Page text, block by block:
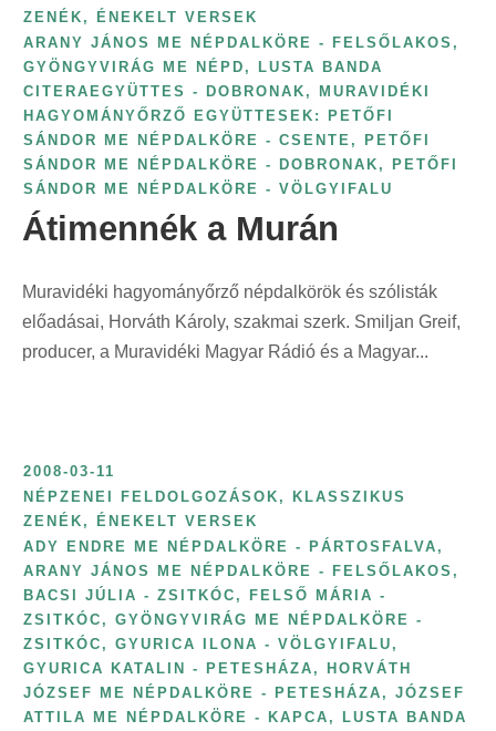
g
ó
r
i
a
s
z
e
r
n
t
:
z
á
m
s
z
e
r
i
t
:
á
s
:
ZENÉK, ÉNEKELT VERSEK
ARANY JÁNOS ME NÉPDALKÖRE - FELSŐLAKOS ,
GYÖNGYVIRÁG ME NÉPD , LUSTA BANDA
CITERAEGYÜTTES - DOBRONAK , MURAVIDÉKI
HAGYOMÁNYŐRZŐ EGYÜTTESEK: PETŐFI
SÁNDOR ME NÉPDALKÖRE - CSENTE , PETŐFI
SÁNDOR ME NÉPDALKÖRE - DOBRONAK , PETŐFI
SÁNDOR ME NÉPDALKÖRE - VÖLGYIFALU
Átimennék a Murán
Muravidéki hagyományőrző népdalkörök és szólisták
előadásai, Horváth Károly, szakmai szerk. Smiljan Greif,
producer, a Muravidéki Magyar Rádió és a Magyar...
2008-03-11
NÉPZENEI FELDOLGOZÁSOK, KLASSZIKUS
ZENÉK, ÉNEKELT VERSEK
ADY ENDRE ME NÉPDALKÖRE - PÁRTOSFALVA ,
ARANY JÁNOS ME NÉPDALKÖRE - FELSŐLAKOS ,
BACSI JÚLIA - ZSITKÓC , FELSŐ MÁRIA -
ZSITKÓC , GYÖNGYVIRÁG ME NÉPDALKÖRE -
ZSITKÓC , GYURICA ILONA - VÖLGYIFALU ,
GYURICA KATALIN - PETESHÁZA , HORVÁTH
JÓZSEF ME NÉPDALKÖRE - PETESHÁZA , JÓZSEF
ATTILA ME NÉPDALKÖRE - KAPCA , LUSTA BANDA